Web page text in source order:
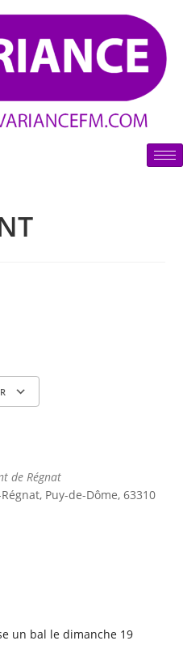
de Régnat
Puy-de-Dôme, 63310
un bal le dimanche 19